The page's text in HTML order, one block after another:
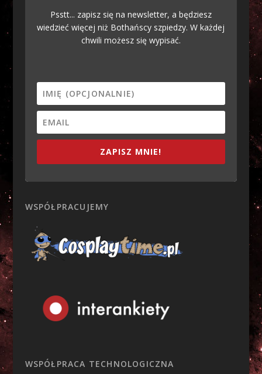
Psstt... zapisz się na newsletter, a będziesz
wiedzieć więcej niż Bothańscy szpiedzy. W każdej
chwili możesz się wypisać.
ZAPISZ MNIE!
WSPÓŁPRACUJEMY
WSPÓŁPRACA TECHNOLOGICZNA